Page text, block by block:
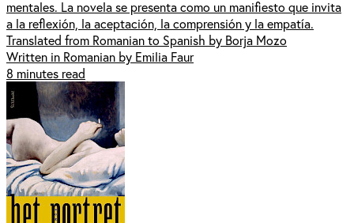
mentales. La novela se presenta como un manifiesto que invita
a la reflexión, la aceptación, la comprensión y la empatía.
Translated from Romanian to Spanish by Borja Mozo
Written in Romanian by Emilia Faur
8 minutes read